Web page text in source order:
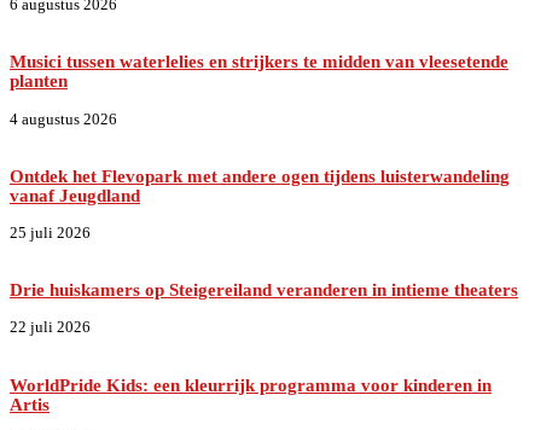
6 augustus 2026
Musici tussen waterlelies en strijkers te midden van vleesetende
planten
4 augustus 2026
Ontdek het Flevopark met andere ogen tijdens luisterwandeling
vanaf Jeugdland
25 juli 2026
Drie huiskamers op Steigereiland veranderen in intieme theaters
22 juli 2026
WorldPride Kids: een kleurrijk programma voor kinderen in
Artis